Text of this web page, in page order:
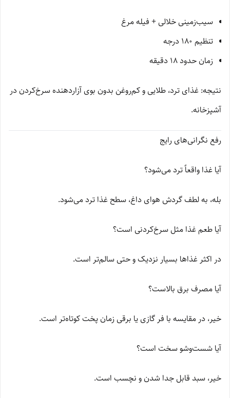
سیب‌زمینی خلالی + فیله مرغ
تنظیم 180 درجه
زمان حدود 18 دقیقه
نتیجه: غذای ترد، طلایی و کم‌روغن بدون بوی آزاردهنده سرخ‌کردن در
آشپزخانه.
رفع نگرانی‌های رایج
آیا غذا واقعاً ترد می‌شود؟
بله، به لطف گردش هوای داغ، سطح غذا ترد می‌شود.
آیا طعم غذا مثل سرخ‌کردنی است؟
در اکثر غذاها بسیار نزدیک و حتی سالم‌تر است.
آیا مصرف برق بالاست؟
خیر، در مقایسه با فر گازی یا برقی زمان پخت کوتاه‌تر است.
آیا شست‌وشو سخت است؟
خیر، سبد قابل جدا شدن و نچسب است.